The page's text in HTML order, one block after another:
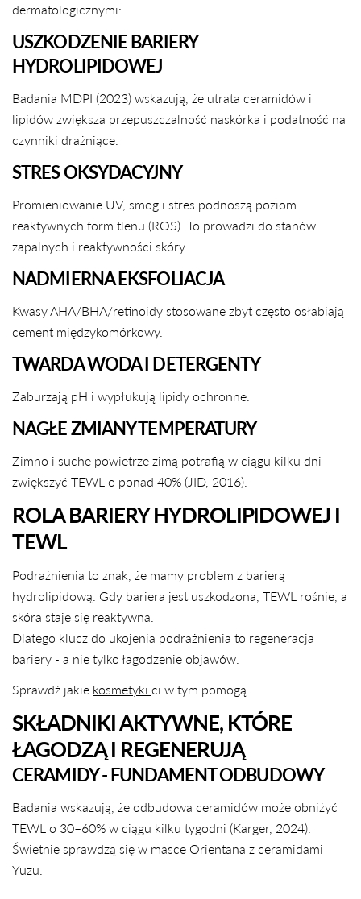
dermatologicznymi:
USZKODZENIE BARIERY
HYDROLIPIDOWEJ
Badania MDPI (2023) wskazują, że utrata ceramidów i
lipidów zwiększa przepuszczalność naskórka i podatność na
czynniki drażniące.
STRES OKSYDACYJNY
Promieniowanie UV, smog i stres podnoszą poziom
reaktywnych form tlenu (ROS). To prowadzi do stanów
zapalnych i reaktywności skóry.
NADMIERNA EKSFOLIACJA
Kwasy AHA/BHA/retinoidy stosowane zbyt często osłabiają
cement międzykomórkowy.
TWARDA WODA I DETERGENTY
Zaburzają pH i wypłukują lipidy ochronne.
NAGŁE ZMIANY TEMPERATURY
Zimno i suche powietrze zimą potrafią w ciągu kilku dni
zwiększyć TEWL o ponad 40% (JID, 2016).
ROLA BARIERY HYDROLIPIDOWEJ I
TEWL
Podrażnienia to znak, że mamy problem z barierą
hydrolipidową. Gdy bariera jest uszkodzona, TEWL rośnie, a
skóra staje się reaktywna.
Dlatego klucz do ukojenia podrażnienia to regeneracja
bariery - a nie tylko łagodzenie objawów.
Sprawdź jakie kosmetyki ci w tym pomogą.
SKŁADNIKI AKTYWNE, KTÓRE
ŁAGODZĄ I REGENERUJĄ
CERAMIDY - FUNDAMENT ODBUDOWY
Badania wskazują, że odbudowa ceramidów może obniżyć
TEWL o 30–60% w ciągu kilku tygodni (Karger, 2024).
Świetnie sprawdzą się w masce Orientana z ceramidami
Yuzu.